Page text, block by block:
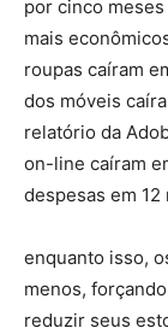
por cinco
mais
roupas caíram
dos móveis
relatório da
on-line caíram
despesas em 12
enquanto isso,
menos,
reduzir seus